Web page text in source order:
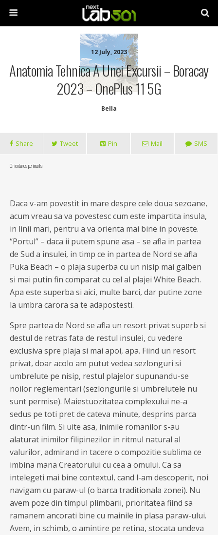
12 July, 2023
Anatomia Tehnica A Unei Excursii – Boracay
2023 – OnePlus 11 5G
Bella
Share Tweet Pin Mail SMS
Orientarea pe insula
Daca v-am povestit in mare despre cele doua sezoane,
acum vreau sa va povestesc cum este impartita insula,
in linii mari, pentru a va orienta mai bine in poveste.
“Portul” – daca ii putem spune asa – se afla in partea
de Sud a insulei, in timp ce in partea de Nord se afla
Puka Beach – o plaja superba cu un nisip mai galben
si mai putin fin comparat cu cel al plajei White Beach.
Apa este superba si aici, multe barci, dar putine zone
la umbra carora sa te adapostesti.
Spre partea de Nord se afla un resort privat superb si
destul de retras fata de restul insulei, cu vedere
exclusiva spre plaja si mai apoi, apa. Fiind un resort
privat, doar acolo am putut vedea sezlonguri si
umbrelute pe nisip, restul plajelor supunandu-se
noilor reglementari (sezlongurile si umbrelutele nu
sunt permise). Maiestuozitatea complexului ne-a
sedus pe toti pret de cateva minute, desprins parca
dintr-un film. Si uite asa, inimile romanilor s-au
alaturat inimilor filipinezilor in ritmul natural al
valurilor, admirand in tacere o compozitie sublima ce
imbina mana Creatorului cu cea a omului. Ca sa
intelegeti mai bine contextul, cand l-am descoperit, noi
navigam cu paraw-ul (o barca traditionala zonei). Nu
avem poze din timpul plimbarii, prioritatea fiind sa
ramanem ancorati bine cu mainile in plasa paraw-ului.
Avem, in schimb, o amintire pe retina, stocata undeva